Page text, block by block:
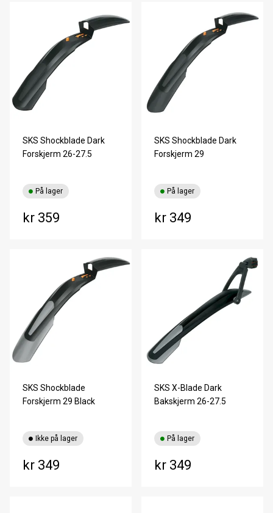
SKS Shockblade Dark
Forskjerm 26-27.5
kr 359
På lager
SKS Shockblade Dark
Forskjerm 29
kr 349
På lager
SKS Shockblade
Forskjerm 29 Black
kr 349
Ikke på lager
SKS X-Blade Dark
Bakskjerm 26-27.5
kr 349
På lager